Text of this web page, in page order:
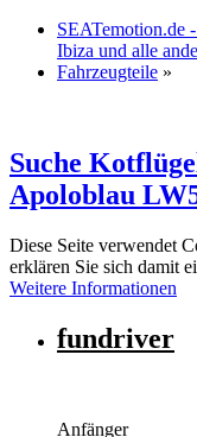
SEATemotion.de
Ibiza und alle
Fahrzeugteile »
Suche
Apoloblau
Diese Seite verwendet
erklären Sie sich damit
Weitere Informationen
fundriver
Anfänger